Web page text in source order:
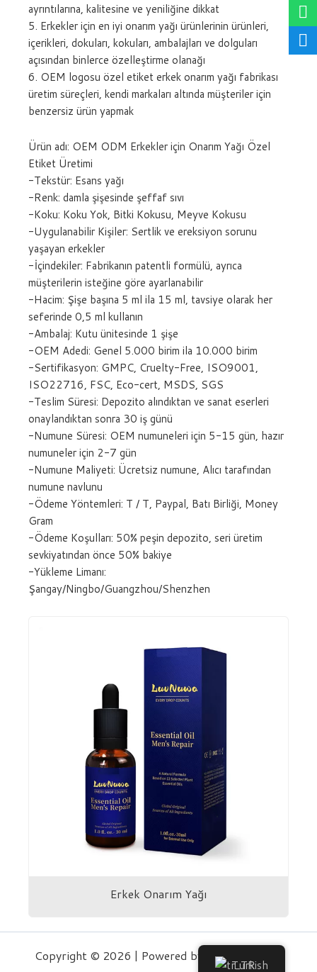
ayrıntılarına, kalitesine ve yeniliğine dikkat
5. Erkekler için en iyi onarım yağı ürünlerinin ürünleri,
içerikleri, dokuları, kokuları, ambalajları ve dolguları
açısından binlerce özelleştirme olanağı
6. OEM logosu özel etiket erkek onarım yağı fabrikası
üretim süreçleri, kendi markaları altında müşteriler için
benzersiz ürün yapmak
Ürün adı: OEM ODM Erkekler için Onarım Yağı Özel
Etiket Üretimi
-Tekstür: Esans yağı
-Renk: damla şişesinde şeffaf sıvı
-Koku: Koku Yok, Bitki Kokusu, Meyve Kokusu
-Uygulanabilir Kişiler: Sertlik ve ereksiyon sorunu
yaşayan erkekler
-İçindekiler: Fabrikanın patentli formülü, ayrıca
müşterilerin isteğine göre ayarlanabilir
-Hacim: Şişe başına 5 ml ila 15 ml, tavsiye olarak her
seferinde 0,5 ml kullanın
-Ambalaj: Kutu ünitesinde 1 şişe
-OEM Adedi: Genel 5.000 birim ila 10.000 birim
-Sertifikasyon: GMPC, Cruelty-Free, ISO9001,
ISO22716, FSC, Eco-cert, MSDS, SGS
-Teslim Süresi: Depozito alındıktan ve sanat eserleri
onaylandıktan sonra 30 iş günü
-Numune Süresi: OEM numuneleri için 5-15 gün, hazır
numuneler için 2-7 gün
-Numune Maliyeti: Ücretsiz numune, Alıcı tarafından
numune navlunu
-Ödeme Yöntemleri: T / T, Paypal, Batı Birliği, Money
Gram
-Ödeme Koşulları: 50% peşin depozito, seri üretim
sevkiyatından önce 50% bakiye
-Yükleme Limanı:
Şangay/Ningbo/Guangzhou/Shenzhen
Erkek Onarım Yağı
Copyright © 2026 | Powered by Easylife Group
Turkish